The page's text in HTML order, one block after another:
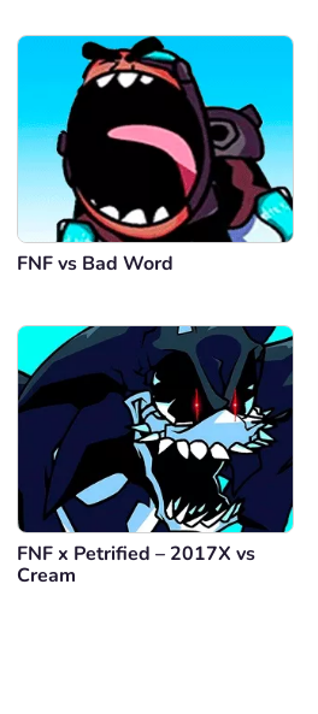
FNF vs Bad Word
FNF x Petrified – 2017X vs
Cream